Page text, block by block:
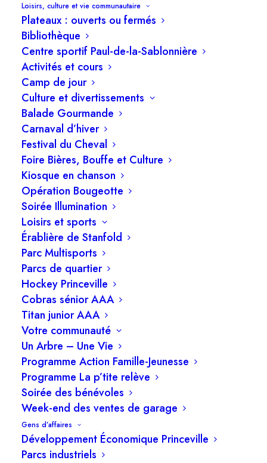
Loisirs, culture et vie communautaire
Plateaux : ouverts ou fermés
Bibliothèque
Centre sportif Paul-de-la-Sablonnière
Activités et cours
Camp de jour
Culture et divertissements
Balade Gourmande
Carnaval d’hiver
Festival du Cheval
Foire Bières, Bouffe et Culture
Kiosque en chanson
Opération Bougeotte
Soirée Illumination
Loisirs et sports
Érablière de Stanfold
Parc Multisports
Parcs de quartier
Hockey Princeville
Cobras sénior AAA
Titan junior AAA
Votre communauté
Un Arbre – Une Vie
Programme Action Famille-Jeunesse
Programme La p’tite relève
Soirée des bénévoles
Week-end des ventes de garage
Gens d’affaires
Développement Économique Princeville
Parcs industriels
à 19h30, à l’hôtel de ville.
Ordre du jour
1- Adoption de l’ordre du jour
2- Législation & Greffe
2.1 Approbation des procès-verbaux de la
séance ordinaire du 13 janvier 2025 et des
séances extraordinaires du 20 janvier 2025
et 03 février 2025
2.2 Règlement no 2025 – Projet modifiant
le règlement de zonage 2017-316 (PRU1-
2501) – Avis de motion
2.3 Règlement no 2025 – Projet modifiant
le règlement de zonage 2017-316 (PRU1-
2501) – Dépôt du projet de règlement
2.4 Dépôt de procès-verbaux de
correction – Règlement 2024-471
2.5 Approbation de la liste de destruction
2.6 Règlement no. 2025 – Projet modifiant
le règlement 2018-334 concernant la
tarification des services de loisirs et de
diverses locations – Avis de motion
2.7 Règlement no. 2025 – Projet modifiant